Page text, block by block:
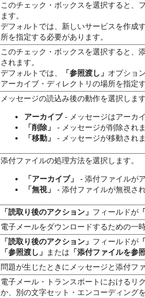
このチェック・ボックスを選択すると、
ます。
デフォルトでは、新しいサービスを作成
所を指定する必要があります。
このチェック・ボックスを選択すると、
されます。
デフォルトでは、
「参照渡し」 オプショ
アーカイブ・ディレクトリの場所を指定
メッセージの読込み後の動作を選択しま
アーカイブ- メッセージはアーカ
「削除」
- メッセージが削除され
「移動」
- メッセージが移動され
添付ファイルの処理方法を選択します。
「アーカイブ」
- 添付ファイルが
「無視」
- 添付ファイルが無視さ
「読取り後のアクション」 フィールドが
電子メールをダウンロードするための一
「読取り後のアクション」 フィールドが
「参照渡し」 または 「添付ファイルを参
問題が生じたときにメッセージと添付フ
電子メール・トランスポートにおけるリ
か、別の文字セット・エンコーディング